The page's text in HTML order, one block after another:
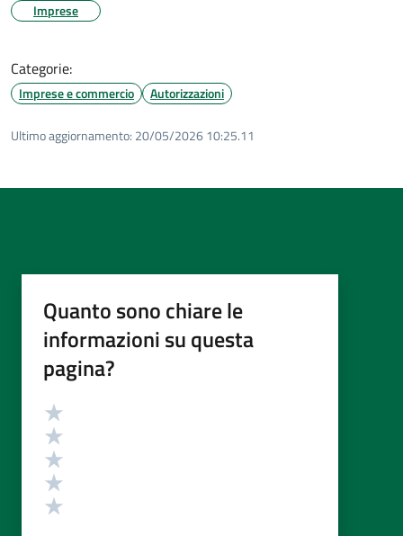
Imprese
Categorie:
Imprese e commercio Autorizzazioni
Ultimo aggiornamento: 20/05/2026 10:25.11
Quanto sono chiare le
informazioni su questa
pagina?
Valutazione